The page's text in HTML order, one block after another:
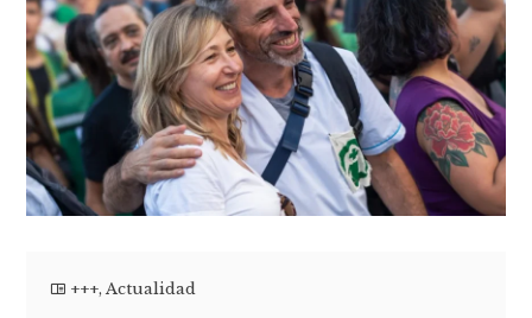
+++,Actualidad